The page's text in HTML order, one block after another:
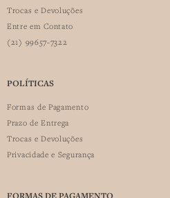
Trocas e Devoluções
Entre em Contato
(21) 99657-7322
POLÍTICAS
Formas de Pagamento
Prazo de Entrega
Trocas e Devoluções
Privacidade e Segurança